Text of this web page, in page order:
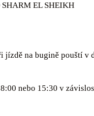
EL SHEIKH
jízdě na bugině pouští v
nebo 15:30 v